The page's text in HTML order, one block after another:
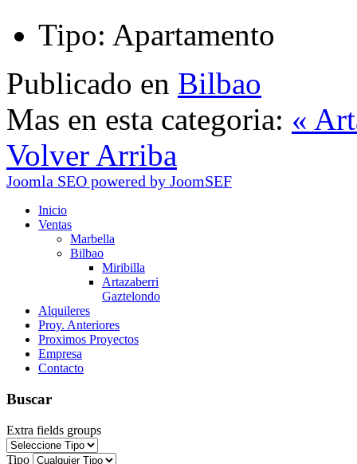
Tipo: Apartamento
Publicado en Bilbao
Mas en esta categoria: «
Volver Arriba
Joomla SEO powered by JoomSEF
Inicio
Ventas
Marbella
Bilbao
Miribilla
Artazaberri
Gaztelondo
Alquileres
Proy. Anteriores
Proximos Proyectos
Empresa
Contacto
Buscar
Extra fields groups
Tipo